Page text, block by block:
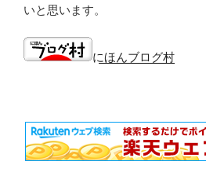
いと思います。
にほんブログ村